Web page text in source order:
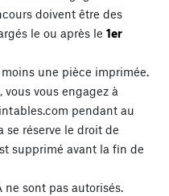
doivent être des
le ou après le 1er
une pièce imprimée.
vous engagez à
pendant au
se réserve le droit de
supprimé avant la fin de
ne sont pas autorisés.